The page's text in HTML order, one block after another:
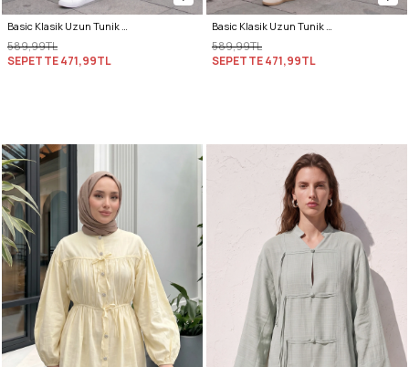
Basic Klasik Uzun Tunik 4061 - LACİVERT
589,99TL
SEPETTE471,99TL
Basic Klasik Uzun Tunik 4061 - BEJ
589,99TL
SEPETTE471,99TL